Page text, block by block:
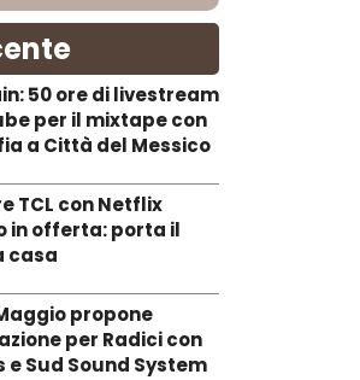
50 ore di livestream
per il mixtape con
a Città del Messico
TCL con Netflix
in offerta: porta il
casa
propone
per Radici con
e Sud Sound System